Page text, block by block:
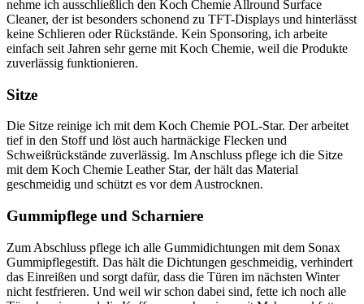
nehme ich ausschließlich den Koch Chemie Allround Surface
Cleaner, der ist besonders schonend zu TFT-Displays und hinterlässt
keine Schlieren oder Rückstände. Kein Sponsoring, ich arbeite
einfach seit Jahren sehr gerne mit Koch Chemie, weil die Produkte
zuverlässig funktionieren.
Sitze
Die Sitze reinige ich mit dem Koch Chemie POL-Star. Der arbeitet
tief in den Stoff und löst auch hartnäckige Flecken und
Schweißrückstände zuverlässig. Im Anschluss pflege ich die Sitze
mit dem Koch Chemie Leather Star, der hält das Material
geschmeidig und schützt es vor dem Austrocknen.
Gummipflege und Scharniere
Zum Abschluss pflege ich alle Gummidichtungen mit dem Sonax
Gummipflegestift. Das hält die Dichtungen geschmeidig, verhindert
das Einreißen und sorgt dafür, dass die Türen im nächsten Winter
nicht festfrieren. Und weil wir schon dabei sind, fette ich noch alle